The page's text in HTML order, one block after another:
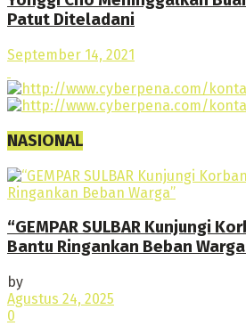
Patut Diteladani
September 14, 2021
NASIONAL
“GEMPAR SULBAR Kunjungi
Bantu Ringankan Beban
by
Agustus 24, 2025
0